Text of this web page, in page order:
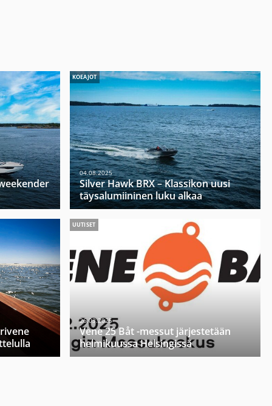
KOEAJOT
04.08.2025
Silver Hawk BRX – Klassikon uusi
täysalumiininen luku alkaa
UUTISET
26.03.2025
Vene 25 Båt -messut järjestetään
helmikuussa Helsingissä